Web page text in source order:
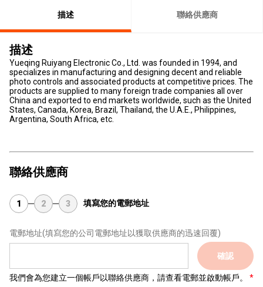
描述 聯絡供應商
描述
Yueqing Ruiyang Electronic Co., Ltd. was founded in 1994, and
specializes in manufacturing and designing decent and reliable
photo controls and associated products at competitive prices. The
products are supplied to many foreign trade companies all over
China and exported to end markets worldwide, such as the United
States, Canada, Korea, Brazil, Thailand, the U.A.E., Philippines,
Argentina, South Africa, etc.
聯絡供應商
1 2 3 填寫您的電郵地址
電郵地址(填寫您的公司電郵地址以獲取供應商的迅速回覆)
確認
我們會為您建立一個帳戶以聯絡供應商，請查看電郵並啟動帳戶。